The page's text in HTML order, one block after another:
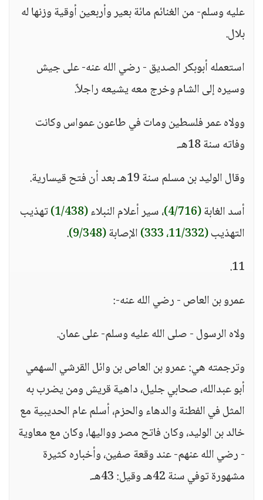
عليه وسلم- من الغنائم مائة بعير وأربعين أوقية وزنها له
بلال.
استعمله أبوبكر الصديق - رضي الله عنه- على جيش
وسيره إلى الشام وخرج معه يشيعه راجلاً.
وولاه عمر فلسطين ومات في طاعون عمواس وكانت
وفاته سنة 18هـ.
وقال الوليد بن مسلم سنة 19هـ بعد أن فتح قيسارية.
أسد الغابة(4/716) ، سير أعلام النبلاء(1/438)
تهذيب
التهذيب(11/332، 333) الإصابة(9/348)
.
11.
عمرو بن العاص - رضي الله عنه-:
ولاه الرسول - صلى الله عليه وسلم- على عمان.
وترجمته هي: عمرو بن العاص بن وائل القرشي السهمي
أبو عبدالله، صحابي جليل، داهية قريش ومن يضرب به
المثل في الفطنة والدهاء والحزم، أسلم عام الحديبية مع
خالد بن الوليد، وكان فاتح مصر وواليها، وكان مع معاوية
- رضي الله عنهم- عند وقعة صفين، وأخباره كثيرة
مشهورة توفي سنة 42هـ وقيل: 43هـ.